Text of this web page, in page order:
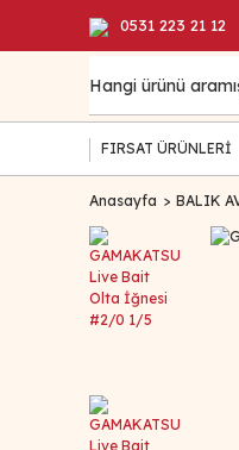
0531 223 21 12
FIRSAT ÜRÜNLERİ
Anasayfa BALIK